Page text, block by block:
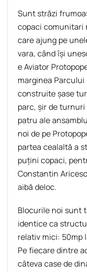
Sunt străzi
copaci comunitari
care ajung pe
vara, când își
e Aviator
marginea Parcului
construite șase
parc, șir de
patru ale
noi de pe
partea cealaltă a
puțini copaci,
Constantin
aibă deloc.
Blocurile noi sunt
identice ca
relativ mici: 50mp
Pe fiecare dintre
câteva case de